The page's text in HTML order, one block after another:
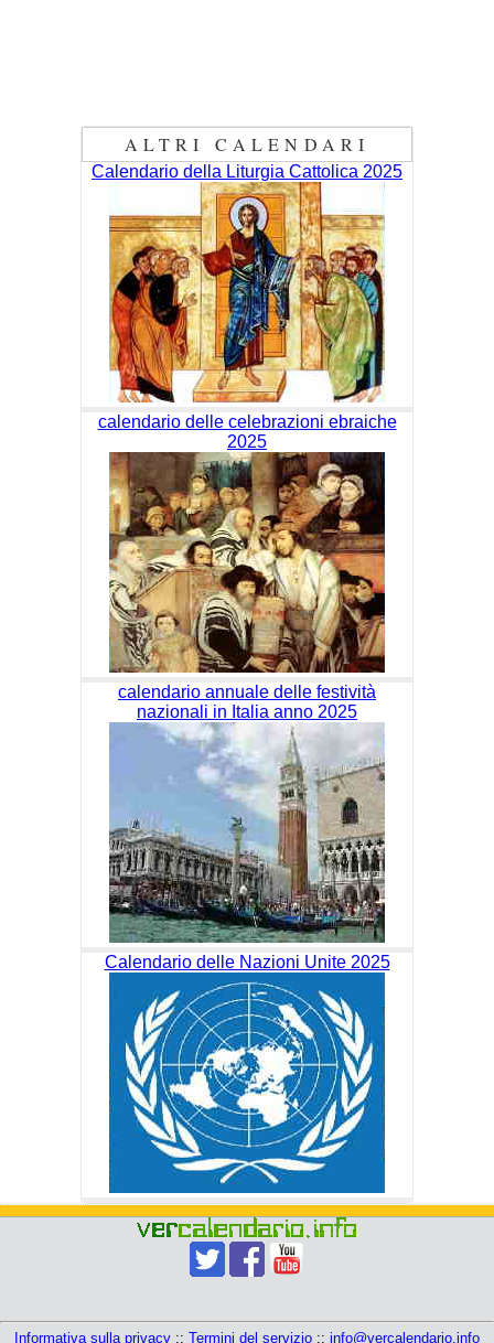
ALTRI CALENDARI
Calendario della Liturgia Cattolica 2025
calendario delle celebrazioni ebraiche
2025
calendario annuale delle festività
nazionali in Italia anno 2025
Calendario delle Nazioni Unite 2025
Informativa sulla privacy :: Termini del servizio :: info@vercalendario.info